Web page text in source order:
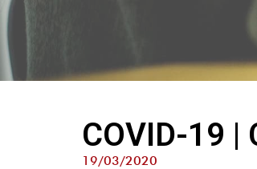
COVID-19 |
19/03/2020